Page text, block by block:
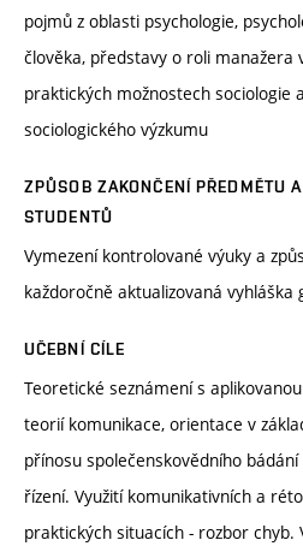
pojmů z oblasti psychologie,
člověka, představy o roli manažera
praktických možnostech sociologie
sociologického výzkumu
ZPŮSOB ZAKONČENÍ PŘEDMĚTU
STUDENTŮ
Vymezení kontrolované výuky a
každoročně aktualizovaná
UČEBNÍ CÍLE
Teoretické seznámení s
teorií komunikace, orientace v
přínosu společenskovědního
řízení. Využití komunikativních a
praktických situacích - rozbor chyb.